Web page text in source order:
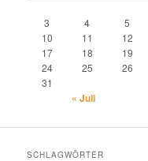
3
4 5
10
11 12
17
18 19
24
25 26
31
« Juli
SCHLAGWÖRTER